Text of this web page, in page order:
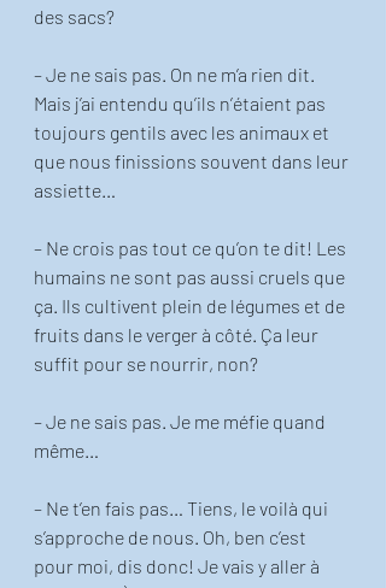
des sacs?
– Je ne sais pas. On ne m’a rien dit.
Mais j’ai entendu qu’ils n’étaient pas
toujours gentils avec les animaux et
que nous finissions souvent dans leur
assiette…
– Ne crois pas tout ce qu’on te dit! Les
humains ne sont pas aussi cruels que
ça. Ils cultivent plein de légumes et de
fruits dans le verger à côté. Ça leur
suffit pour se nourrir, non?
– Je ne sais pas. Je me méfie quand
même…
– Ne t’en fais pas… Tiens, le voilà qui
s’approche de nous. Oh, ben c’est
pour moi, dis donc! Je vais y aller à